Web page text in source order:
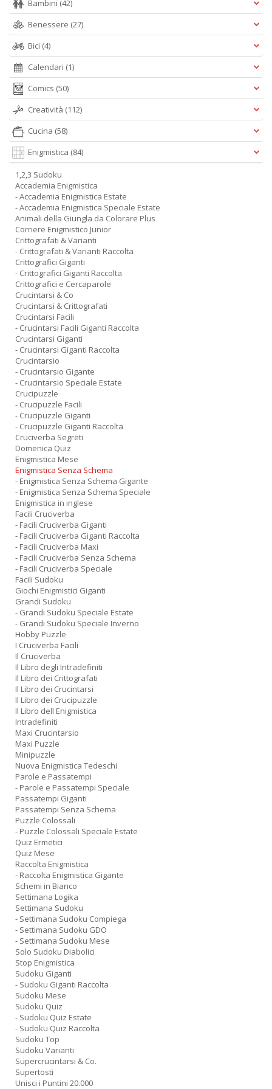
Bambini (42)
Benessere (27)
Bici (4)
Calendari (1)
Comics (50)
Creatività (112)
Cucina (58)
Enigmistica (84)
1,2,3 Sudoku
Accademia Enigmistica
- Accademia Enigmistica Estate
- Accademia Enigmistica Speciale Estate
Animali della Giungla da Colorare Plus
Corriere Enigmistico Junior
Crittografati & Varianti
- Crittografati & Varianti Raccolta
Crittografici Giganti
- Crittografici Giganti Raccolta
Crittografici e Cercaparole
Crucintarsi & Co
Crucintarsi & Crittografati
Crucintarsi Facili
- Crucintarsi Facili Giganti Raccolta
Crucintarsi Giganti
- Crucintarsi Giganti Raccolta
Crucintarsio
- Crucintarsio Gigante
- Crucintarsio Speciale Estate
Crucipuzzle
- Crucipuzzle Facili
- Crucipuzzle Giganti
- Crucipuzzle Giganti Raccolta
Cruciverba Segreti
Domenica Quiz
Enigmistica Mese
Enigmistica Senza Schema
- Enigmistica Senza Schema Gigante
- Enigmistica Senza Schema Speciale
Enigmistica in inglese
Facili Cruciverba
- Facili Cruciverba Giganti
- Facili Cruciverba Giganti Raccolta
- Facili Cruciverba Maxi
- Facili Cruciverba Senza Schema
- Facili Cruciverba Speciale
Facili Sudoku
Giochi Enigmistici Giganti
Grandi Sudoku
- Grandi Sudoku Speciale Estate
- Grandi Sudoku Speciale Inverno
Hobby Puzzle
I Cruciverba Facili
Il Cruciverba
Il Libro degli Intradefiniti
Il Libro dei Crittografati
Il Libro dei Crucintarsi
Il Libro dei Crucipuzzle
Il Libro dell Enigmistica
Intradefiniti
Maxi Crucintarsio
Maxi Puzzle
Minipuzzle
Nuova Enigmistica Tedeschi
Parole e Passatempi
- Parole e Passatempi Speciale
Passatempi Giganti
Passatempi Senza Schema
Puzzle Colossali
- Puzzle Colossali Speciale Estate
Quiz Ermetici
Quiz Mese
Raccolta Enigmistica
- Raccolta Enigmistica Gigante
Schemi in Bianco
Settimana Logika
Settimana Sudoku
- Settimana Sudoku Compiega
- Settimana Sudoku GDO
- Settimana Sudoku Mese
Solo Sudoku Diabolici
Stop Enigmistica
Sudoku Giganti
- Sudoku Giganti Raccolta
Sudoku Mese
Sudoku Quiz
- Sudoku Quiz Estate
- Sudoku Quiz Raccolta
Sudoku Top
Sudoku Varianti
Supercrucintarsi & Co.
Supertosti
Unisci i Puntini 20.000